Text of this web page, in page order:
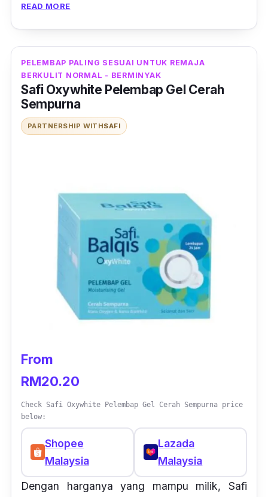
dan Pokok Kino, krim pelembap ini akan
menjaga kulit anda sepenuhnya dari polusi
dan pencemaran alam sekitar. Kini, anda tidak
perlu risau tentang kerosakan kulit lagi!
READ MORE
PELEMBAP PALING SESUAI UNTUK REMAJA
BERKULIT NORMAL - BERMINYAK
Safi Oxywhite Pelembap Gel Cerah
Sempurna
PARTNERSHIP WITHSAFI
From
RM20.20
Check Safi Oxywhite Pelembap Gel Cerah Sempurna price
below:
Shopee
Malaysia
Lazada
Malaysia
Dengan harganya yang mampu milik, Safi